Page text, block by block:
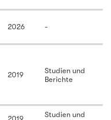
2026 -
2019
Studien und
Berichte
Studien und